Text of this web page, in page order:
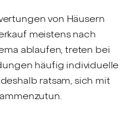
von Häusern
meistens nach
ablaufen, treten bei
häufig individuelle
ratsam, sich mit